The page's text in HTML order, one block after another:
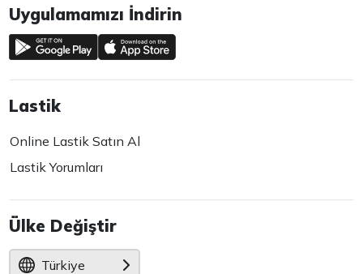
Uygulamamızı İndirin
Lastik
Online Lastik Satın Al
Lastik Yorumları
Ülke Değiştir
Türkiye